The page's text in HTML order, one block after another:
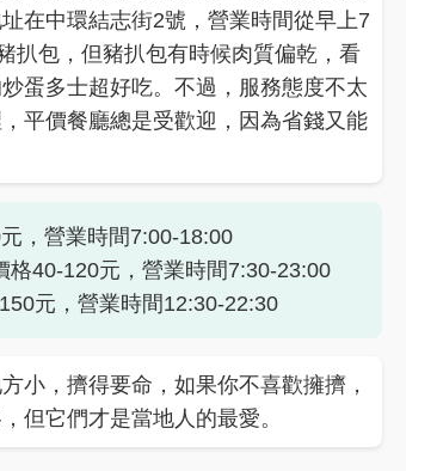
在中環結志街2號，營業時間從早上7
扒包，但豬扒包有時候肉質偏乾，看
蛋多士超好吃。不過，服務態度不太
平價餐廳總是受歡迎，因為省錢又能
，營業時間7:00-18:00
40-120元，營業時間7:30-23:00
元，營業時間12:30-22:30
小，擠得要命，如果你不喜歡擁擠，
但它們才是當地人的最愛。